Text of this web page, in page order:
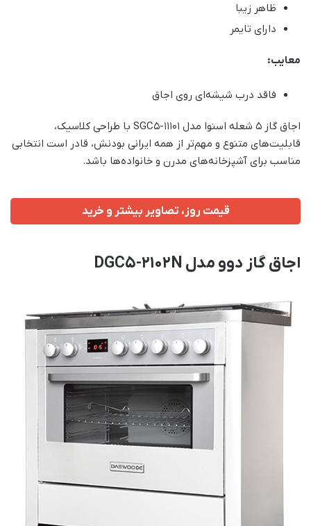
ظاهر زیبا
دارای تایمر
معایب:
فاقد درب شیشه‌ای روی اجاق
اجاق گاز 5 شعله اسنوا مدل SGC5-11101 با طراحی کلاسیک،
قابلیت‌های متنوع و مهم‌تر از همه ایرانی بودنش، قادر است انتخابی
مناسب برای آشپزخانه‌های مدرن و خانواده‌ها باشد.
قیمت روز، تصاویر بیشتر و خرید
اجاق گاز دوو مدل DGC5-2102N